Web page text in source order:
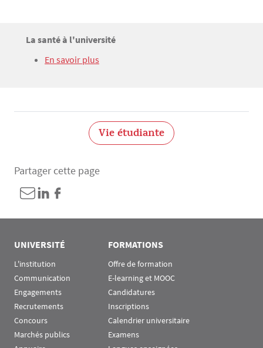
Bloc(s) libre(s)
Titre
La santé à l'université
TexteEn savoir plus
Vie étudiante
Partager cette page
UNIVERSITÉ
L'institution
Communication
Engagements
Recrutements
Concours
Marchés publics
FORMATIONS
Offre de formation
E-learning et MOOC
Candidatures
Inscriptions
Calendrier universitaire
Examens